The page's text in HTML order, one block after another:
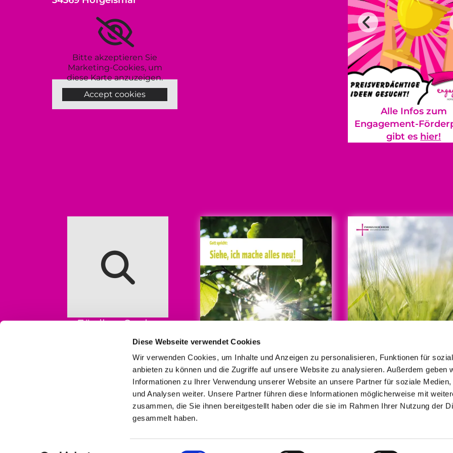
Diese Webseite verwendet Cookies
Wir verwenden Cookies, um Inhalte und Anzeigen zu personalisieren, Funktionen für
anbieten zu können und die Zugriffe auf unsere Website zu analysieren. Außerdem geben
Informationen zu Ihrer Verwendung unserer Website an unsere Partner für soziale Medien,
und Analysen weiter. Unsere Partner führen diese Informationen möglicherweise mit
zusammen, die Sie ihnen bereitgestellt haben oder die sie im Rahmen Ihrer Nutzung der
gesammelt haben.
Bitte akzeptieren Sie
Marketing-Cookies, um
diese Karte anzuzeigen.
Accept cookies
Alle Infos zum
Engagement-
gibt es hier!
Für ihre Suche
© Foto/Grafik: medio.tv/Schauderna/